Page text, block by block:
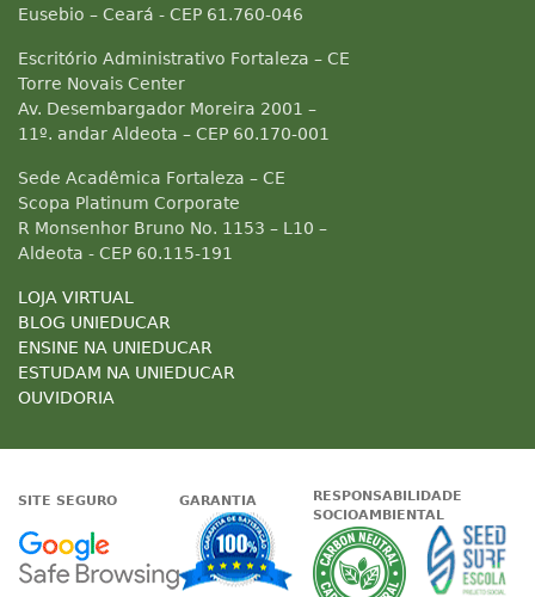
Eusebio – Ceará - CEP 61.760-046
Escritório Administrativo Fortaleza – CE
Torre Novais Center
Av. Desembargador Moreira 2001 –
11º. andar Aldeota – CEP 60.170-001
Sede Acadêmica Fortaleza – CE
Scopa Platinum Corporate
R Monsenhor Bruno No. 1153 – L10 –
Aldeota - CEP 60.115-191
LOJA VIRTUAL
BLOG UNIEDUCAR
ENSINE NA UNIEDUCAR
ESTUDAM NA UNIEDUCAR
OUVIDORIA
SITE SEGURO
Google - Status do site no
GARANTIA
Garantia de
RESPONSABILIDADE
SOCIOAMBIENTAL
A